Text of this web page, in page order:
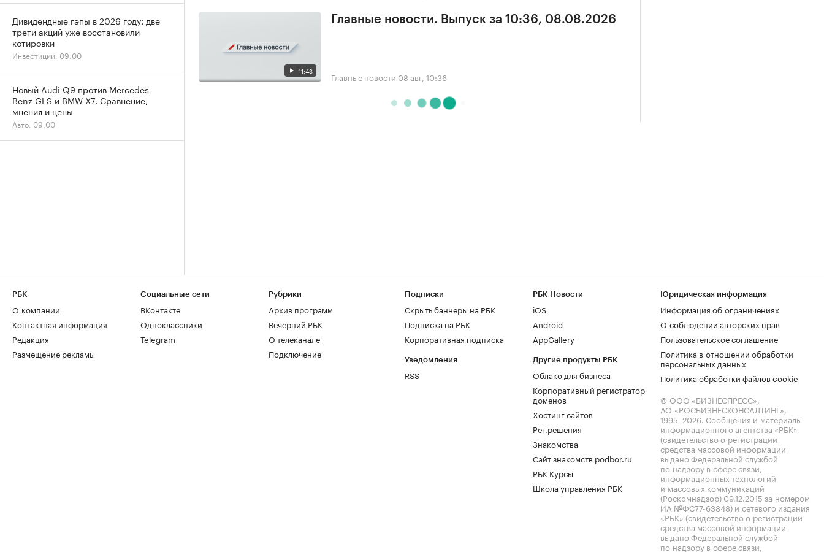
11:43
Главные новости. Выпуск за 10:36, 08.08.2026
Главные новости 08 авг, 10:36
Дивидендные гэпы в 2026 году: две
трети акций уже восстановили
котировки
Инвестиции, 09:00
Новый Audi Q9 против Mercedes-
Benz GLS и BMW X7. Сравнение,
мнения и цены
Авто, 09:00
РБК
О компании
Контактная информация
Редакция
Размещение рекламы
Социальные сети
ВКонтакте
Одноклассники
Telegram
Рубрики
Архив программ
Вечерний РБК
О телеканале
Подключение
Подписки
Скрыть баннеры на РБК
Подписка на РБК
Корпоративная подписка
Уведомления
RSS
РБК Новости
iOS
Android
AppGallery
Другие продукты РБК
Облако для бизнеса
Корпоративный регистратор
доменов
Хостинг сайтов
Рег.решения
Знакомства
Сайт знакомств podbor.ru
РБК Курсы
Школа управления РБК
Юридическая информация
Информация об ограничениях
О соблюдении авторских прав
Пользовательское соглашение
Политика в отношении обработки
персональных данных
Политика обработки файлов cookie
© ООО «БИЗНЕСПРЕСС»,
АО «РОСБИЗНЕСКОНСАЛТИНГ»,
1995–2026. Сообщения и материалы
информационного агентства «РБК»
(свидетельство о регистрации
средства массовой информации
выдано Федеральной службой
по надзору в сфере связи,
информационных технологий
и массовых коммуникаций
(Роскомнадзор) 09.12.2015 за номером
ИА №ФС77-63848) и сетевого издания
«РБК» (свидетельство о регистрации
средства массовой информации
выдано Федеральной службой
по надзору в сфере связи,